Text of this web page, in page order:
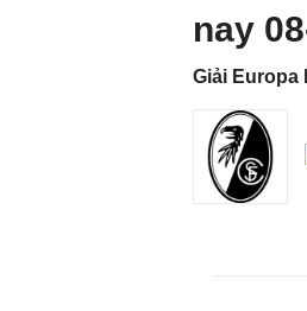
nay
Giải Europa